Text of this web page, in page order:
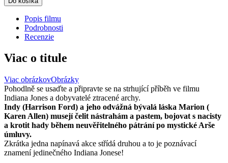
Popis filmu
Podrobnosti
Recenzie
Viac o titule
Viac obrázkovObrázky
Pohodlně se usaďte a připravte se na strhující příběh ve filmu
Indiana Jones a dobyvatelé ztracené archy.
Indy (Harrison Ford) a jeho odvážná bývalá láska Marion (
Karen Allen) musejí čelit nástrahám a pastem, bojovat s nacisty
a krotit hady během neuvěřitelného pátrání po mystické Arše
úmluvy.
Zkrátka jedna napínavá akce střídá druhou a to je poznávací
znamení jedinečného Indiana Jonese!